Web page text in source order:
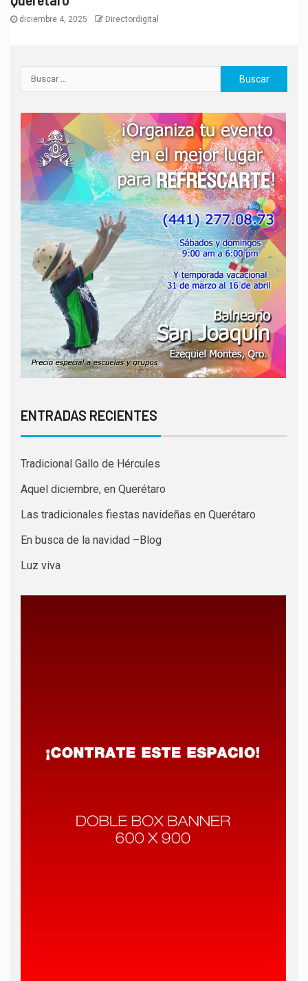
diciembre 4, 2025 Directordigital
ENTRADAS RECIENTES
Tradicional Gallo de Hércules
Aquel diciembre, en Querétaro
Las tradicionales fiestas navideñas en Querétaro
En busca de la navidad –Blog
Luz viva